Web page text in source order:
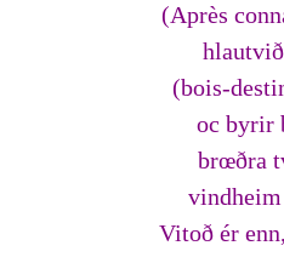
(Après
(bois-
oc byrir
brœðra
Vitoð ér